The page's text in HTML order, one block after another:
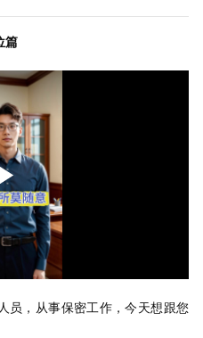
篇
员，从事保密工作，今天想跟您